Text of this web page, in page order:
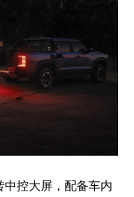
控大屏，配备车内